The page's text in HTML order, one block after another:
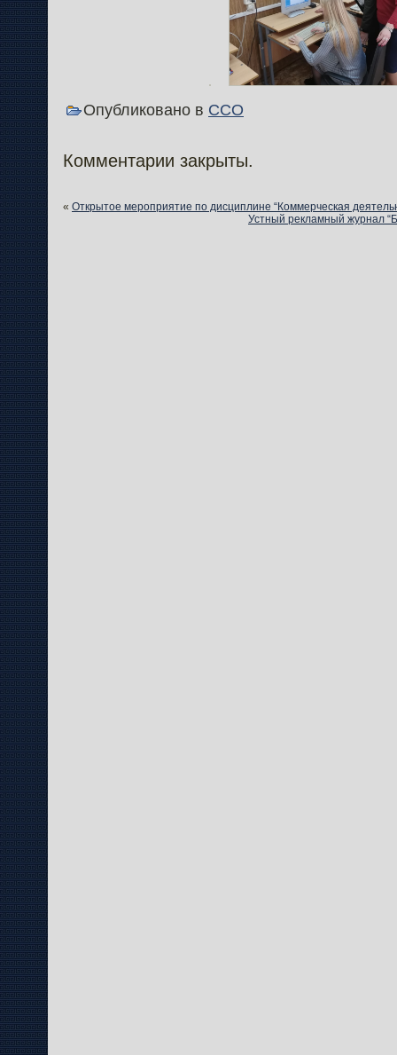
Опубликовано в ССО
Комментарии закрыты.
« Открытое мероприятие по дисциплине “Коммерческая
Устный рекламный журнал